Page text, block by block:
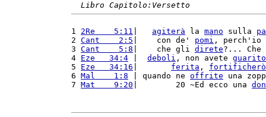
Libro Capitolo:Versetto
1 2Re    5:11 agiterà la mano sulla
2 Cant    2:5 |    con de' pomi , perch'io
3 Cant    5:8 |    che gli direte?... Che
4 Eze   34:4 deboli , non avete guarito
5 Eze   34:16 ferita , fortificherò
6 Mal    1:8 | quando ne offrite una
7 Mat    9:20 |        20 ~Ed ecco una